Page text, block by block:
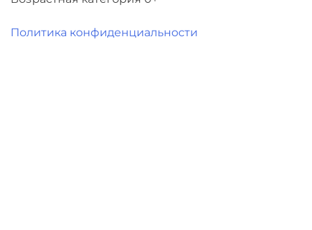
Политика конфиденциальности